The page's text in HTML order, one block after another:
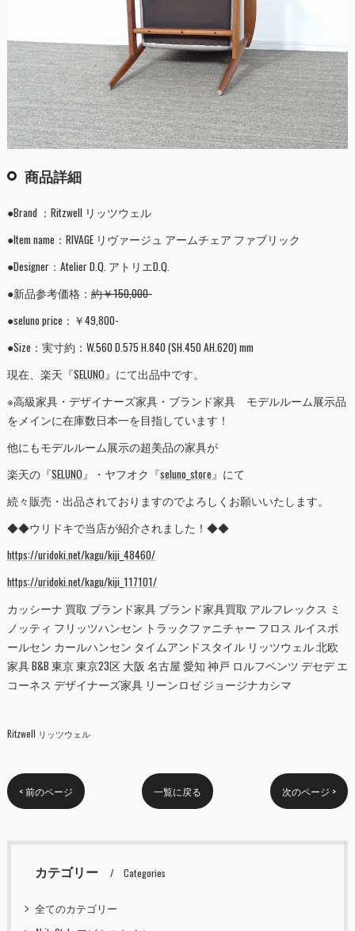
商品詳細
●Brand ：Ritzwell リッツウェル
●Item name：RIVAGE リヴァージュ アームチェア ファブリック
●Designer：Atelier D.Q. アトリエD.Q.
●新品参考価格： 約￥150,000-
●seluno price：￥49,800-
●Size：実寸約：W.560 D.575 H.840 (SH.450 AH.620) mm
現在、楽天『SELUNO』にて出品中です。
※高級家具・デザイナーズ家具・ブランド家具 モデルルーム展示品
をメインに在庫数日本一を目指しています！
他にもモデルルーム展示の超美品の家具が
楽天の『SELUNO』・ヤフオク『seluno_store』にて
続々販売・出品されておりますのでよろしくお願いいたします。
◆◆ウリドキで当店が紹介されました！◆◆
https://uridoki.net/kagu/kiji_48460/
https://uridoki.net/kagu/kiji_117101/
カッシーナ 買取 ブランド家具 ブランド家具買取 アルフレックス ミ
ノッティ フリッツハンセン トラックファニチャー フロス ルイスポ
ールセン カールハンセン タイムアンドスタイル リッツウェル 北欧
家具 B&B 東京 東京23区 大阪 名古屋 愛知 神戸 ロルフベンツ デセデ エ
コーネス デザイナーズ家具 リーンロゼ ジョージナカシマ
Ritzwell リッツウェル
< 前のページ 一覧に戻る 次のページ >
カテゴリー Categories
全てのカテゴリー